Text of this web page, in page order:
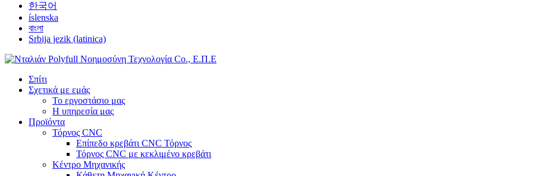
한국어
íslenska
বাংলা
Srbija jezik (latinica)
Σπίτι
Σχετικά με εμάς
Το εργοστάσιο μας
Η υπηρεσία μας
Προϊόντα
Τόρνος CNC
Επίπεδο κρεβάτι CNC Τόρνος
Τόρνος CNC με κεκλιμένο κρεβάτι
Κέντρο Μηχανικής